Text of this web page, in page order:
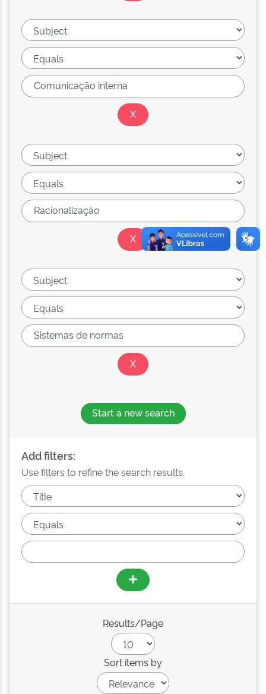
Start a new search
Add filters:
Use filters to refine the search results.
Results/Page
Sort items by